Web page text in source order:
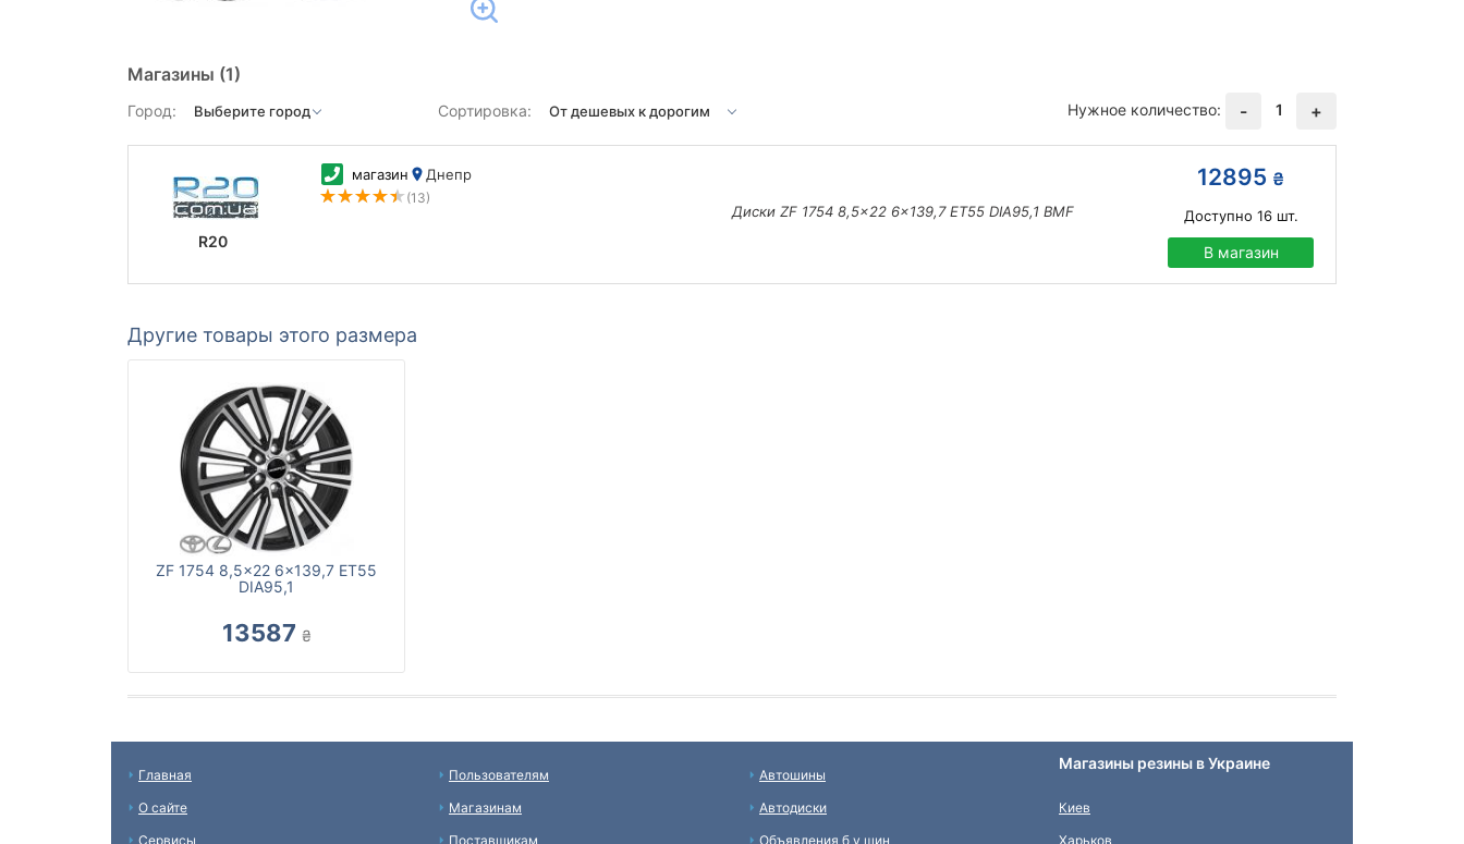
Магазины (1)
Город: Сортировка: Нужное количество: - 1 +
R20
магазин Днепр
(13)
Диски ZF 1754 8,5x22 6x139,7 ET55 DIA95,1 BMF
12895 ₴
Доступно 16шт.
В магазин
Другие товары этого размера
ZF 1754 8,5x22 6x139,7 ET55
DIA95,1
13587 ₴
Главная
О сайте
Сервисы
Пользователям
Магазинам
Поставщикам
Автошины
Автодиски
Объявления б у шин
Магазины резины в Украине
Киев
Харьков